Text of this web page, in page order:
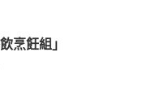
烹飪組」